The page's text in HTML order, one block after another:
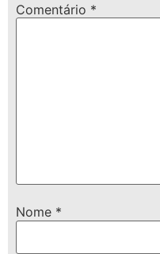
Comentário *
Nome *